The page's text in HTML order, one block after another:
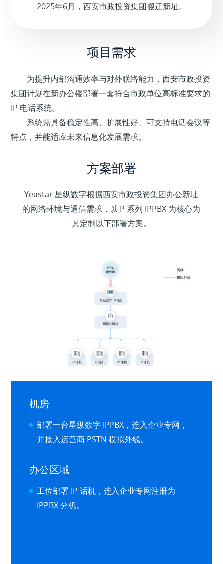
2025年6月，西安市政投资集团搬迁新址。
项目需求
为提升内部沟通效率与对外联络能力，西安市政投资
集团计划在新办公楼部署一套符合市政单位高标准要求的
IP 电话系统。
系统需具备稳定性高、扩展性好、可支持电话会议等
特点，并能适应未来信息化发展需求。
方案部署
Yeastar 星纵数字根据西安市政投资集团办公新址
的网络环境与通信需求，以 P 系列 IPPBX 为核心为
其定制以下部署方案。
机房
部署一台星纵数字 IPPBX，连入企业专网，
并接入运营商 PSTN 模拟外线。
办公区域
工位部署 IP 话机，连入企业专网注册为
IPPBX 分机。